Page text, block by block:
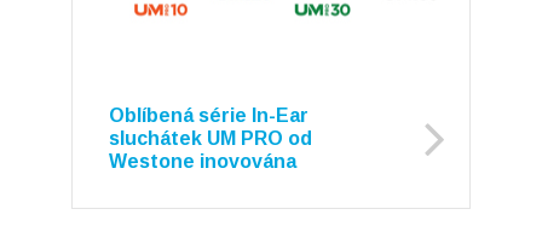
Oblíbená série In-Ear
sluchátek UM PRO od
Westone inovována